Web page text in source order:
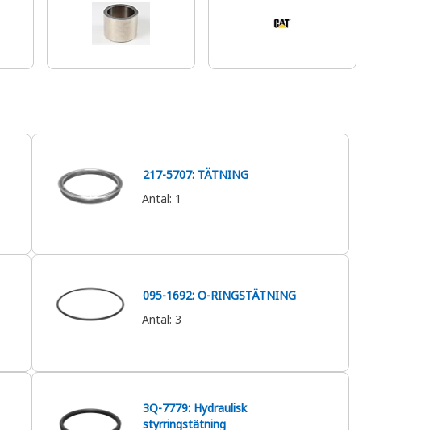
217-5707: TÄTNING
Antal: 1
095-1692: O-RINGSTÄTNING
Antal: 3
3Q-7779: Hydraulisk
styrringstätning